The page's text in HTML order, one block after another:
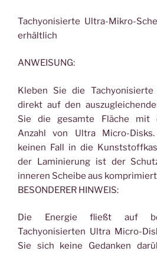
Tachyonisierte Ultra-Mikro-
erhältlich
ANWEISUNG:
Kleben Sie die
direkt auf den
Sie die gesamte Fläche mit
Anzahl von Ultra Micro-
keinen Fall in die
der Laminierung ist der
inneren Scheibe aus
BESONDERER HINWEIS:
Die Energie fließt auf
Tachyonisierten Ultra Micro-
Sie sich keine Gedanken